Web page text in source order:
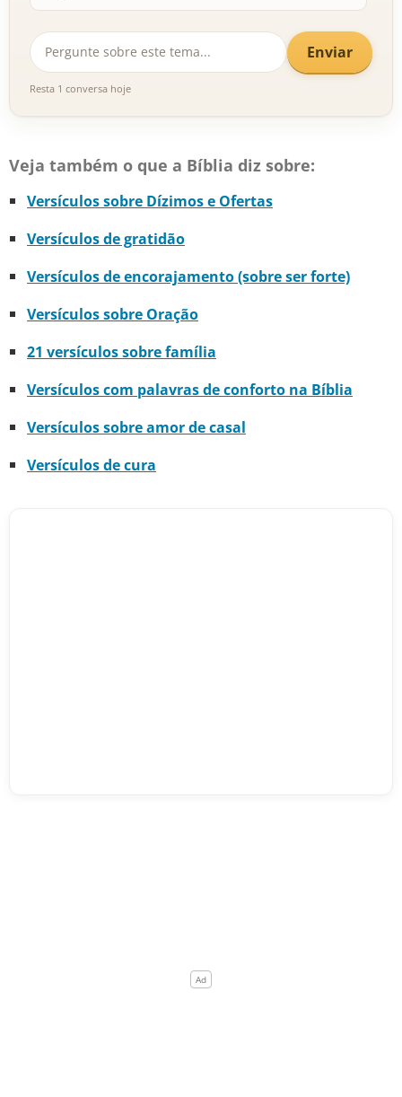
Enviar
Resta 1 conversa hoje
Veja também o que a Bíblia diz sobre:
Versículos sobre Dízimos e Ofertas
Versículos de gratidão
Versículos de encorajamento (sobre ser forte)
Versículos sobre Oração
21 versículos sobre família
Versículos com palavras de conforto na Bíblia
Versículos sobre amor de casal
Versículos de cura